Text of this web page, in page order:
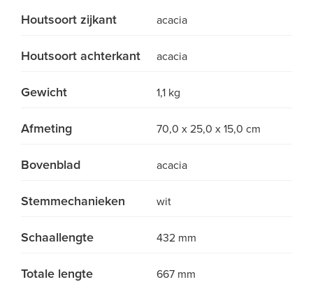
Houtsoort zijkant acacia
Houtsoort achterkant acacia
Gewicht 1,1 kg
Afmeting 70,0 x 25,0 x 15,0 cm
Bovenblad acacia
Stemmechanieken wit
Schaallengte 432 mm
Totale lengte 667 mm